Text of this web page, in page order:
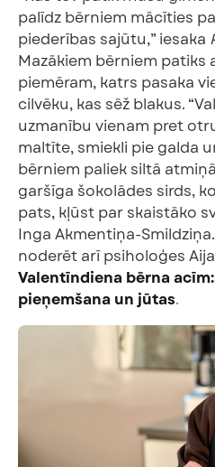
palīdz bērniem mācīties
piederības sajūtu,” iesaka
Mazākiem bērniem patiks
piemēram, katrs pasaka
cilvēku, kas sēž blakus.
uzmanību vienam pret
maltīte, smiekli pie galda
bērniem paliek siltā
garšīga šokolādes sirds,
pats, kļūst par skaistāko
Inga Akmentiņa-
noderēt arī psiholoģes
Valentīndiena bērna
pieņemšana un jūtas.